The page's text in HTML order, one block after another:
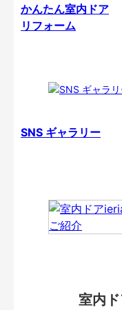
かんたん室内ドア
リフォーム
SNS ギャラリー
室内